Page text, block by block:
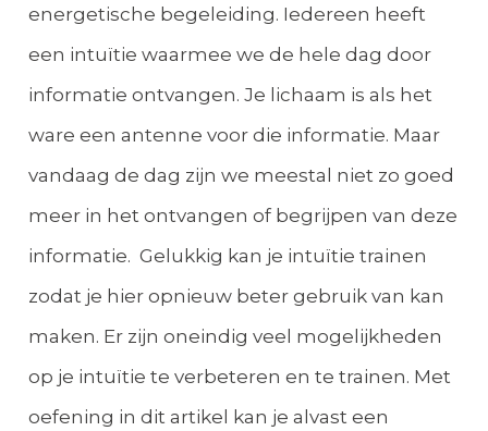
energetische begeleiding. Iedereen heeft
een intuïtie waarmee we de hele dag door
informatie ontvangen. Je lichaam is als het
ware een antenne voor die informatie. Maar
vandaag de dag zijn we meestal niet zo goed
meer in het ontvangen of begrijpen van deze
informatie. Gelukkig kan je intuïtie trainen
zodat je hier opnieuw beter gebruik van kan
maken. Er zijn oneindig veel mogelijkheden
op je intuïtie te verbeteren en te trainen. Met
oefening in dit artikel kan je alvast een